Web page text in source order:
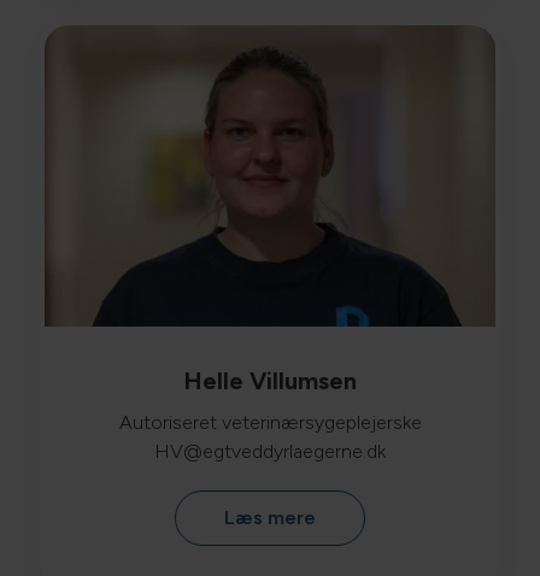
Helle Villumsen
Autoriseret veterinærsygeplejerske
HV@egtveddyrlaegerne.dk
Læs mere